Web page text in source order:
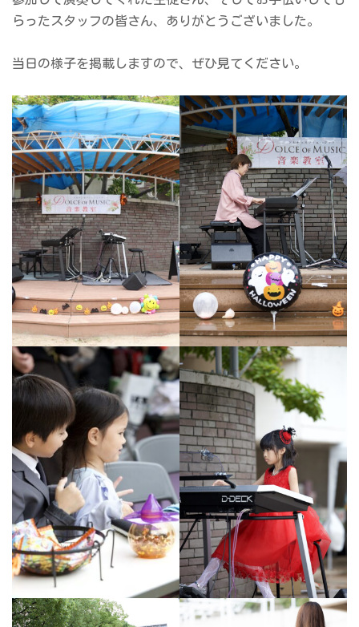
らったスタッフの皆さん、ありがとうございました。
当日の様子を掲載しますので、ぜひ見てください。